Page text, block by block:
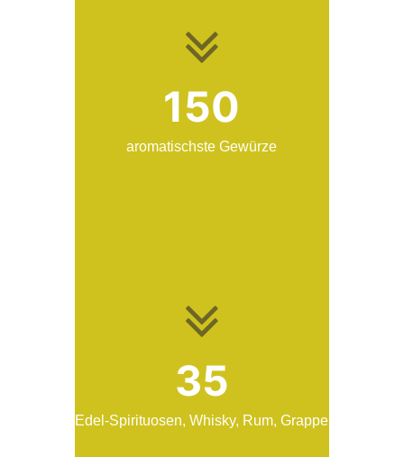
150
aromatischste Gewürze
35
Edel-Spirituosen, Whisky, Rum, Grappe